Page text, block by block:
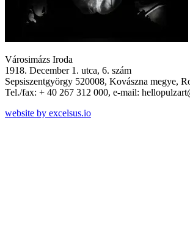
Városimázs Iroda
1918. December 1. utca, 6. szám
Sepsiszentgyörgy 520008, Kovászna megye,
Tel./fax: + 40 267 312 000, e-mail:
website by excelsus.io